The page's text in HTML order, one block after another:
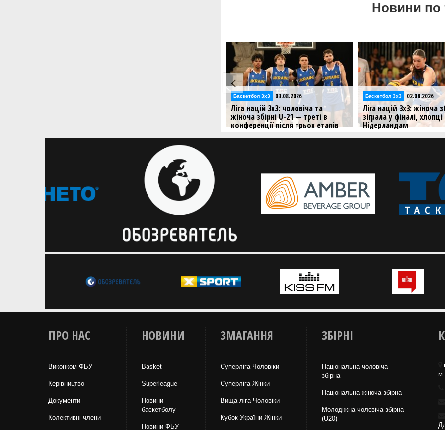
Новини по
Розпочалась реєстрація команд на
четвертий етап чемпіонату України
Баскетбол 3х3 03.08.2026
Ліга націй 3х3: чоловіча та
жіноча збірні U-21 — треті в
конференції після трьох етапів
Збірні України провели три стопи
Баскетбол 3х3 02.08.2026
Ліга націй 3х3: жіноча
зіграла у фіналі,
Нідерландам
Результати матчів
ПРО НАС
Виконком ФБУ
Керівництво
Документи
Колективні члени
НОВИНИ
Basket
Superleague
Новини
баскетболу
Новини ФБУ
ЗМАГАННЯ
Суперліга Чоловіки
Суперліга Жінки
Вища лiга Чоловіки
Кубок України Жінки
ЗБІРНІ
Національна чоловіча
збірна
Національна жiноча збірна
Молодіжна чоловіча збірна
(U20)
м.